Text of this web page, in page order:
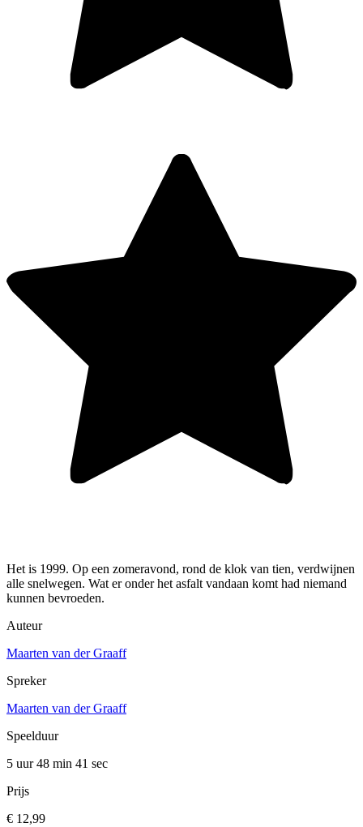
Het is 1999. Op een zomeravond, rond de klok van tien, verdwijnen
alle snelwegen. Wat er onder het asfalt vandaan komt had niemand
kunnen bevroeden.
Auteur
Maarten van der Graaff
Spreker
Maarten van der Graaff
Speelduur
5 uur 48 min 41 sec
Prijs
€ 12,99